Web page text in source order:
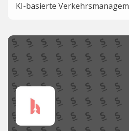
KI-basierte